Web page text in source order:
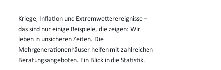
Kriege, Inflation und Extremwetterereignisse –
das sind nur einige Beispiele, die zeigen: Wir
leben in unsicheren Zeiten. Die
Mehrgenerationenhäuser helfen mit zahlreichen
Beratungsangeboten. Ein Blick in die Statistik.